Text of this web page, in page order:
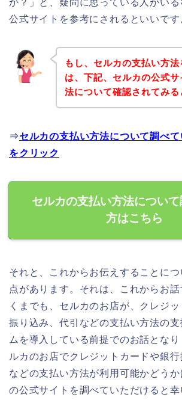
か？」と、疑問に思っている人がい
公式サイトを参考にされるといいです
もし、セルカの支払い方
は、下記、セルカの公式
法について確認されてみる
⇒セルカの支払い方法について調べ
をクリック
セルカの支払い方法につい
方はこちら
それと、これからお伝えすることに
点があります。それは、これからお
くまでも、セルカのお店が、クレジ
振り込み、代引などの支払い方法の
ムを導入している前提でのお話とな
ルカのお店でクレジットカードや銀行
などの支払い方法が利用可能かどうか
の公式サイトを調べていただけると幸